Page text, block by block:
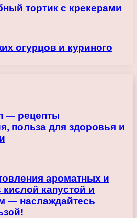
тортик с крекерами
огурцов и куриного
— рецепты
польза для здоровья и
ароматных и
капустой и
— наслаждайтесь